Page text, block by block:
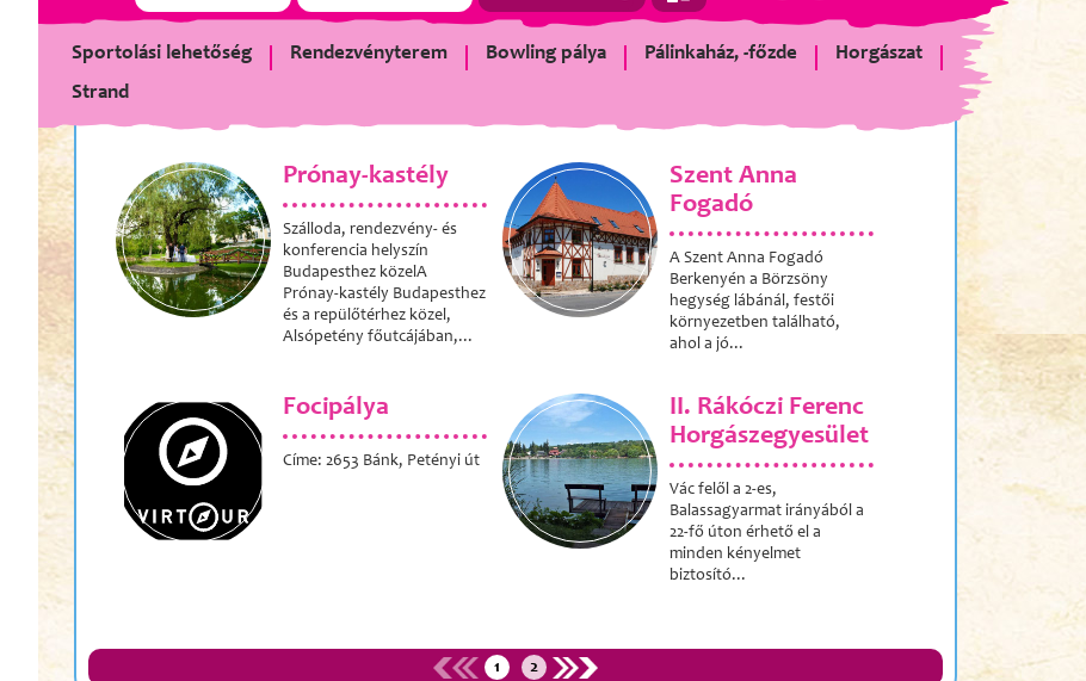
Sportolási lehetőség Rendezvényterem Bowling pálya Pálinkaház, -főzde
Horgászat
Strand
Prónay-kastély
Szálloda, rendezvény- és
konferencia helyszín
Budapesthez közelA
Prónay-kastély Budapesthez
és a repülőtérhez közel,
Alsópetény főutcájában,...
Szent Anna
Fogadó
A Szent Anna Fogadó
Berkenyén a Börzsöny
hegység lábánál, festői
környezetben található,
ahol a jó...
Focipálya
Címe: 2653 Bánk, Petényi út
II. Rákóczi Ferenc
Horgászegyesület
Vác felől a 2-es,
Balassagyarmat irányából a
22-fő úton érhető el a
minden kényelmet
biztosító...
1 2